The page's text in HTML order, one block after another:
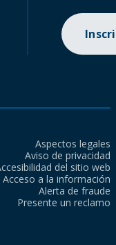
Aspectos legales
Aviso de privacidad
del sitio web
Acceso a la información
Alerta de fraude
Presente un reclamo